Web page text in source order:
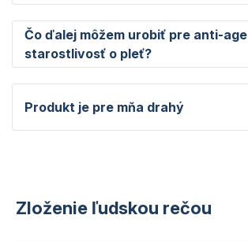
Čo ďalej môžem urobiť pre anti-age
starostlivosť o pleť?
Produkt je pre mňa drahý
Zloženie ľudskou rečou